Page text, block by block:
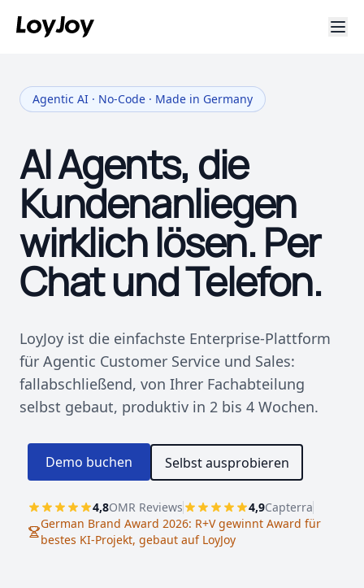
Agentic AI · No-Code · Made in Germany
AI Agents, die
Kundenanliegen
wirklich lösen. Per
Chat und Telefon.
LoyJoy ist die einfachste Enterprise-Plattform
für Agentic Customer Service und Sales:
fallabschließend, von Ihrer Fachabteilung
selbst gebaut, produktiv in 2 bis 4 Wochen.
Demo buchen Selbst ausprobieren
4,8OMR Reviews 4,9Capterra
German Brand Award 2026: R+V gewinnt Award für
bestes KI-Projekt, gebaut auf LoyJoy